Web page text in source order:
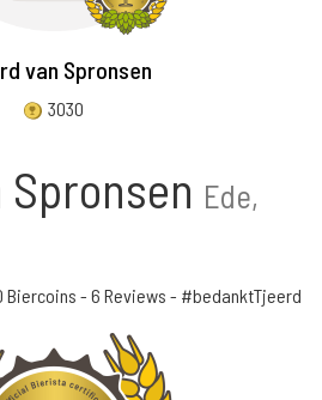
van Spronsen
3030
Ede,
Biercoins - 6 Reviews - #bedanktTjeerd